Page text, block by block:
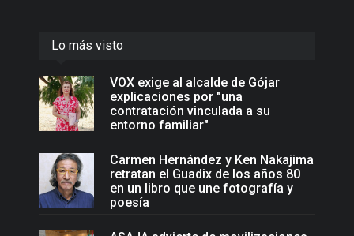
Lo más visto
VOX exige al alcalde de Gójar
explicaciones por "una
contratación vinculada a su
entorno familiar"
Carmen Hernández y Ken Nakajima
retratan el Guadix de los años 80
en un libro que une fotografía y
poesía